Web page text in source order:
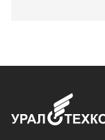
Доставка и оплата